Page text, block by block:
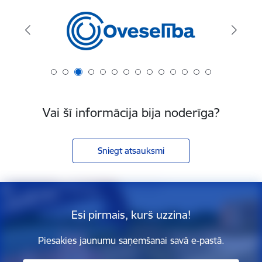
Vai šī informācija bija noderīga?
Sniegt atsauksmi
Esi pirmais, kurš uzzina!
Piesakies jaunumu saņemšanai savā e-pastā.